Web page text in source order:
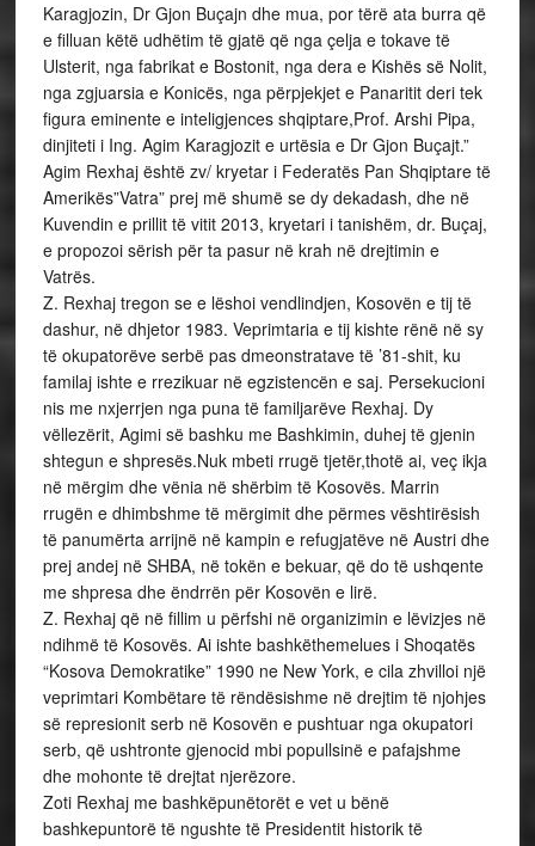
Karagjozin, Dr Gjon Buçajn dhe mua, por tërë ata burra që
e filluan këtë udhëtim të gjatë që nga çelja e tokave të
Ulsterit, nga fabrikat e Bostonit, nga dera e Kishës së Nolit,
nga zgjuarsia e Konicës, nga përpjekjet e Panaritit deri tek
figura eminente e inteligjences shqiptare,Prof. Arshi Pipa,
dinjiteti i Ing. Agim Karagjozit e urtësia e Dr Gjon Buçajt.”
Agim Rexhaj është zv/ kryetar i Federatës Pan Shqiptare të
Amerikës”Vatra” prej më shumë se dy dekadash, dhe në
Kuvendin e prillit të vitit 2013, kryetari i tanishëm, dr. Buçaj,
e propozoi sërish për ta pasur në krah në drejtimin e
Vatrës.
Z. Rexhaj tregon se e lëshoi vendlindjen, Kosovën e tij të
dashur, në dhjetor 1983. Veprimtaria e tij kishte rënë në sy
të okupatorëve serbë pas dmeonstratave të ’81-shit, ku
familaj ishte e rrezikuar në egzistencën e saj. Persekucioni
nis me nxjerrjen nga puna të familjarëve Rexhaj. Dy
vëllezërit, Agimi së bashku me Bashkimin, duhej të gjenin
shtegun e shpresës.Nuk mbeti rrugë tjetër,thotë ai, veç ikja
në mërgim dhe vënia në shërbim të Kosovës. Marrin
rrugën e dhimbshme të mërgimit dhe përmes vështirësish
të panumërta arrijnë në kampin e refugjatëve në Austri dhe
prej andej në SHBA, në tokën e bekuar, që do të ushqente
me shpresa dhe ëndrrën për Kosovën e lirë.
Z. Rexhaj që në fillim u përfshi në organizimin e lëvizjes në
ndihmë të Kosovës. Ai ishte bashkëthemelues i Shoqatës
“Kosova Demokratike” 1990 ne New York, e cila zhvilloi një
veprimtari Kombëtare të rëndësishme në drejtim të njohjes
së represionit serb në Kosovën e pushtuar nga okupatori
serb, që ushtronte gjenocid mbi popullsinë e pafajshme
dhe mohonte të drejtat njerëzore.
Zoti Rexhaj me bashkëpunëtorët e vet u bënë
bashkepuntorë të ngushte të Presidentit historik të